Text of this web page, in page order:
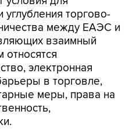
торгово-
между ЕАЭС и
взаимный
относятся
электронная
в торговле,
меры, права на